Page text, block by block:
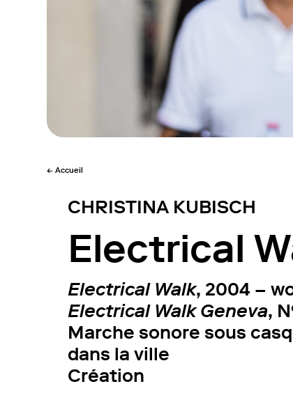
← Accueil
CHRISTINA KUBISCH
Electrical
Electrical Walk, 2004 –
Electrical Walk Geneva,
Marche sonore sous
dans la ville
Création